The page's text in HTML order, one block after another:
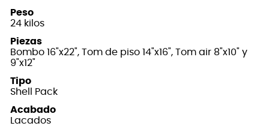
Peso
24 kilos
Piezas
Bombo 16"x22", Tom de piso 14"x16", Tom air 8"x10" y
9"x12"
Tipo
Shell Pack
Acabado
Lacados